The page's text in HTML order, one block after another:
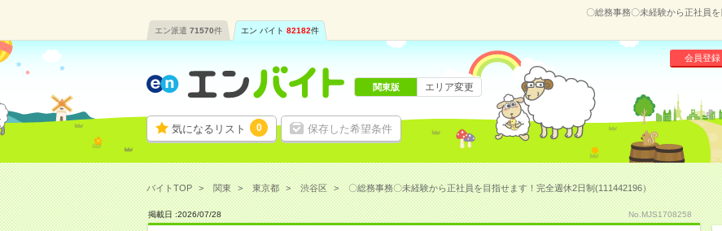
〇総務事務〇未経験から正社員
エン派遣 71570件 エン バイト 82182件
気になるリスト 0 保存した希望条件
会員登録
関東版 エリア変更
バイトTOP 関東 東京都 渋谷区 〇総務事務〇未経験から正社員を目指せます！完全週休2日制(111442196）
掲載日 :2026/07/28 No.MJS1708258